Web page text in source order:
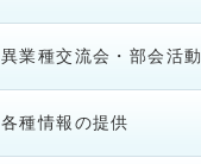
異業種交流会・部会活動
各種情報の提供